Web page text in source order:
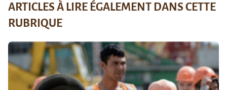
ARTICLES À LIRE ÉGALEMENT DANS CETTE
RUBRIQUE